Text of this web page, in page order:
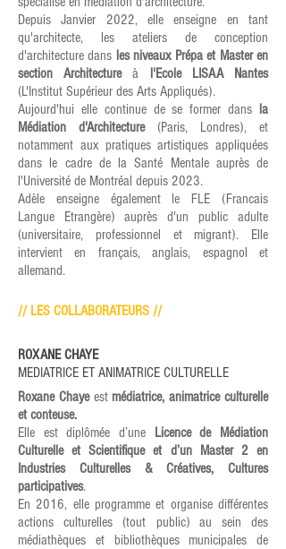
Depuis Janvier 2022, elle enseigne en tant
qu'architecte, les ateliers de conception
d'architecture dans les niveaux Prépa et Master en
section Architectureà l'Ecole
LISAA Nantes
(L'Institut Supérieur des Arts Appliqués).
Aujourd'hui elle continue de se former dans la
Médiation d'Architecture(Paris, Londres), et
notamment aux pratiques artistiques appliquées
dans le cadre de la Santé Mentale auprès de
l'Université de Montréal depuis 2023.
Adèle enseigne également le FLE (Francais
Langue Etrangère) auprès d'un public adulte
(universitaire, professionnel et migrant). Elle
intervient en français, anglais, espagnol et
allemand.
// LES COLLABORATEURS //
ROXANE CHAYE
MEDIATRICE ET ANIMATRICE CULTURELLE
Roxane Chaye estmédiatrice, animatrice culturelle
et conteuse.
Elle est diplômée d’une Licence de Médiation
Culturelle et Scientifique et d’un Master 2 en
Industries Culturelles & Créatives, Cultures
participatives.
En 2016, elle programme et organise différentes
actions culturelles (tout public) au sein des
médiathèques et bibliothèques municipales de